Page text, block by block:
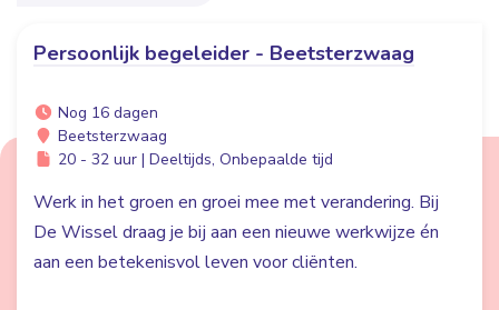
Persoonlijk begeleider - Beetsterzwaag
Nog 16 dagen
Beetsterzwaag
20 - 32 uur | Deeltijds, Onbepaalde tijd
Werk in het groen en groei mee met verandering. Bij
De Wissel draag je bij aan een nieuwe werkwijze én
aan een betekenisvol leven voor cliënten.